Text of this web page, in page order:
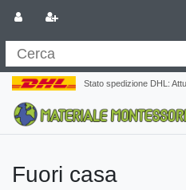
Stato spedizione DHL:
Fuori casa